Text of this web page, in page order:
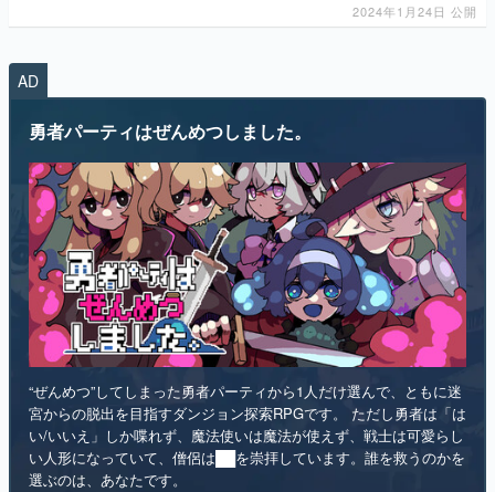
2024年1月24日 公開
AD
勇者パーティはぜんめつしました。
“ぜんめつ”してしまった勇者パーティから1人だけ選んで、ともに迷
宮からの脱出を目指すダンジョン探索RPGです。 ただし勇者は「は
い/いいえ」しか喋れず、魔法使いは魔法が使えず、戦士は可愛らし
い人形になっていて、僧侶は██を崇拝しています。誰を救うのかを
選ぶのは、あなたです。